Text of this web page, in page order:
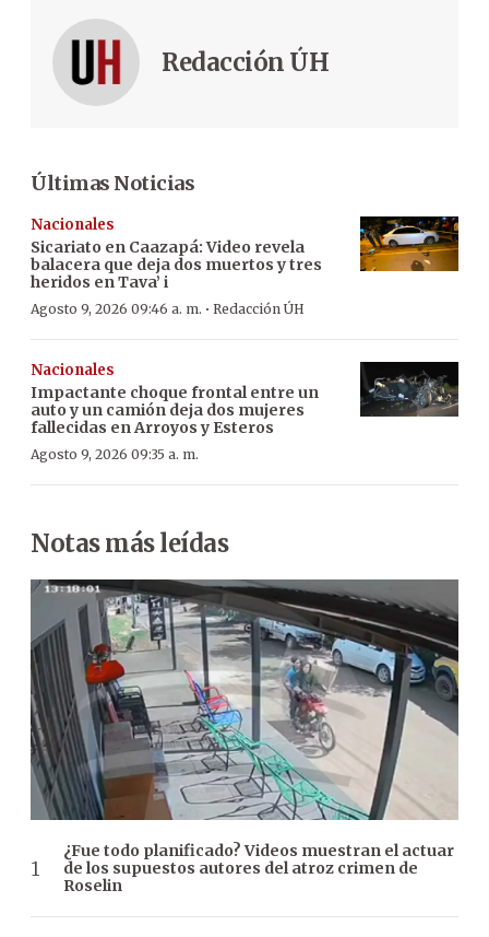
Redacción ÚH
Últimas Noticias
Nacionales
Sicariato en Caazapá: Video revela
balacera que deja dos muertos y tres
heridos en Tava’ i
Agosto 9, 2026 09:46 a. m. · Redacción ÚH
Nacionales
Impactante choque frontal entre un
auto y un camión deja dos mujeres
fallecidas en Arroyos y Esteros
Agosto 9, 2026 09:35 a. m.
Notas más leídas
¿Fue todo planificado? Videos muestran el actuar
de los supuestos autores del atroz crimen de
Roselin